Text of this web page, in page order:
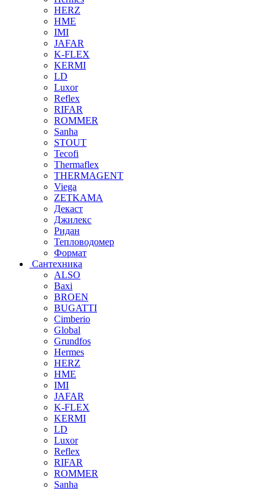
HERZ
HME
IMI
JAFAR
K-FLEX
KERMI
LD
Luxor
Reflex
RIFAR
ROMMER
Sanha
STOUT
Tecofi
Thermaflex
THERMAGENT
Viega
ZETKAMA
Декаст
Джилекс
Ридан
Тепловодомер
Формат
Сантехника
ALSO
Baxi
BROEN
BUGATTI
Cimberio
Global
Grundfos
Hermes
HERZ
HME
IMI
JAFAR
K-FLEX
KERMI
LD
Luxor
Reflex
RIFAR
ROMMER
Sanha